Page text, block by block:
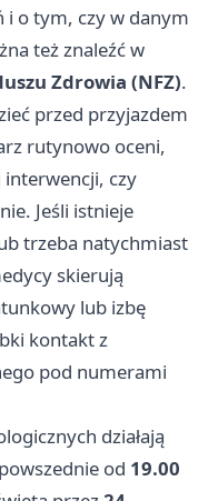
i o tym, czy w danym
też znaleźć w
Zdrowia (NFZ).
przed przyjazdem
rutynowo oceni,
interwencji, czy
Jeśli istnieje
trzeba natychmiast
skierują
lub izbę
kontakt z
pod numerami
działają
od 19.00